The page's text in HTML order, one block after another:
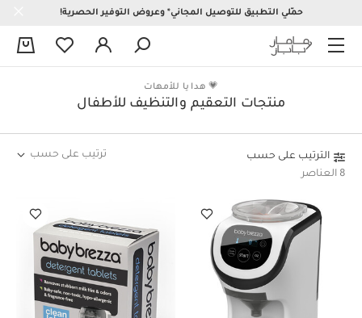
حمّلي التطبيق للتوصيل المجاني* وعروض التوفير الحصرية!
💗 هدايا للأمهات
منتجات التعقيم والتنظيف للأطفال
الترتيب على حسب
8 العناصر
ترتيب على حسب